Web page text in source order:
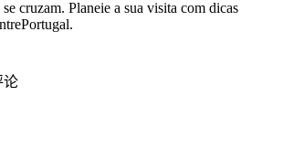
cruzam. Planeie a sua visita com dicas
论